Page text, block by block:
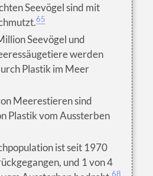
Seevögel sind mit
65
Seevögel und
werden
Plastik im Meer
Meerestieren sind
Plastik vom Aussterben
ist seit 1970
und 1 von 4
68